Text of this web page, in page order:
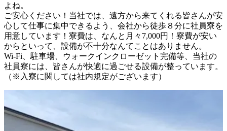
よね。
ご安心ください！当社では、遠方から来てくれる皆さんが安
心して仕事に集中できるよう、会社から徒歩８分に社員寮を
用意しています！寮費は、なんと月々7,000円！寮費が安い
からといって、設備が不十分なんてことはありません。
Wi-Fi、駐車場、ウォークインクローゼット完備等、当社の
社員寮には、皆さんが快適に過ごせる設備が整っています。
（※入寮に関しては社内規定がございます）